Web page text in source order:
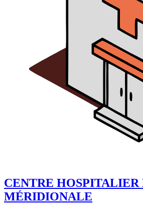
CENTRE HOSPITALIER
MÉRIDIONALE